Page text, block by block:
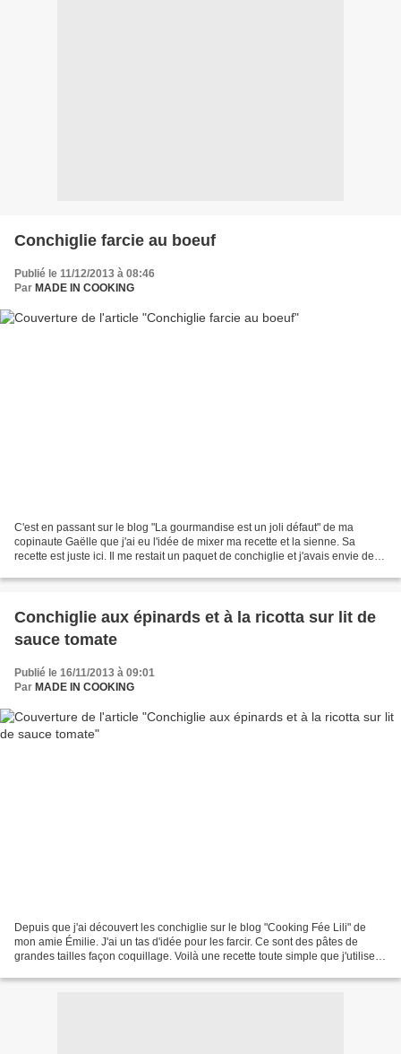
Conchiglie farcie au boeuf
Publié le 11/12/2013 à 08:46
Par MADE IN COOKING
C'est en passant sur le blog "La gourmandise est un joli défaut" de ma
copinaute Gaëlle que j'ai eu l'idée de mixer ma recette et la sienne. Sa
recette est juste ici. Il me restait un paquet de conchiglie et j'avais envie de
Conchiglie aux épinards et à la ricotta sur lit de
sauce tomate
Publié le 16/11/2013 à 09:01
Par MADE IN COOKING
Depuis que j'ai découvert les conchiglie sur le blog "Cooking Fée Lili" de
mon amie Émilie. J'ai un tas d'idée pour les farcir. Ce sont des pâtes de
grandes tailles façon coquillage. Voilà une recette toute simple que j'utilise